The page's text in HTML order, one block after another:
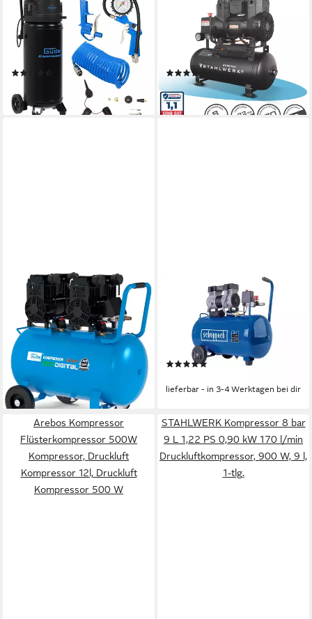
Kompressor Güde
Kompressor stehend 220
l/min ölfrei 50 Liter 10 bar
Arbeitsdruck, max. 10 bar
lieferbar - in 2-3 Werktagen bei dir
Kompressor 8 bar 9 L 1,22
PS 0,90 kW 170 l/min
Druckluftkompressor, 900 W,
9 l, 1-tlg.
(4)
99,99 €
lieferbar - in 4-5 Werktagen bei dir
GÜDE
Kompressor Airpower
675/8/100 ED-SILENT, 4400
W, max. 8 bar, 100 l
519,00 €
-26%
lieferbar - in 9-11 Werktagen bei
dir
SCHEPPACH
Kompressor HC52Si, 1300 W,
max. 8 bar, 50 l, Silent
Kompressor, Doppelzylinder,
230 L/min, Ölfrei
lieferbar - in 3-4 Werktagen bei dir
Arebos Kompressor
Flüsterkompressor 500W
Kompressor, Druckluft
Kompressor 12l, Druckluft
Kompressor 500 W
STAHLWERK Kompressor 8 bar
9 L 1,22 PS 0,90 kW 170 l/min
Druckluftkompressor, 900 W, 9 l,
1-tlg.